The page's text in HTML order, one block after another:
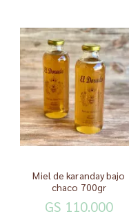
Miel de karanday bajo
chaco 700gr
GS 110.000